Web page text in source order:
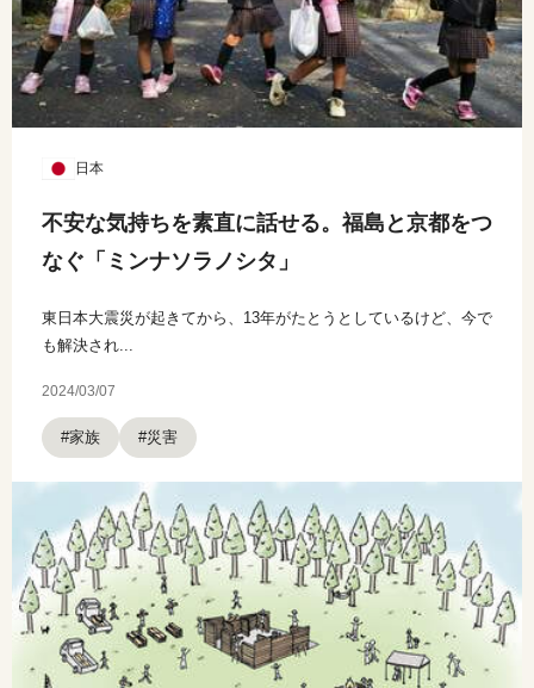
日本
不安な気持ちを素直に話せる。福島と京都をつ
なぐ「ミンナソラノシタ」
東日本大震災が起きてから、13年がたとうとしているけど、今で
も解決され...
2024/03/07
#家族 #災害